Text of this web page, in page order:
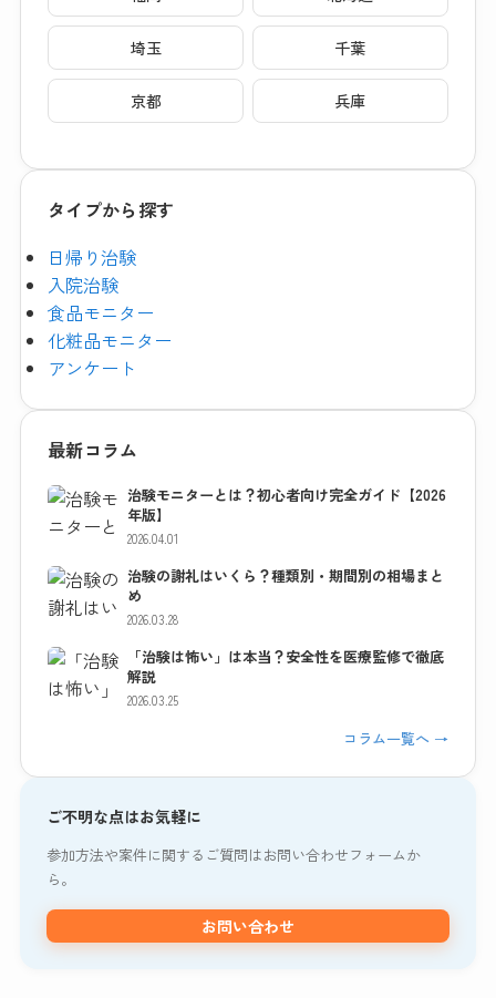
埼玉 千葉
京都 兵庫
タイプから探す
日帰り治験
入院治験
食品モニター
化粧品モニター
アンケート
最新コラム
治験モニターとは？初心者向け完全ガイド【2026
年版】
2026.04.01
治験の謝礼はいくら？種類別・期間別の相場まと
め
2026.03.28
「治験は怖い」は本当？安全性を医療監修で徹底
解説
2026.03.25
コラム一覧へ →
ご不明な点はお気軽に
参加方法や案件に関するご質問はお問い合わせフォームか
ら。
お問い合わせ